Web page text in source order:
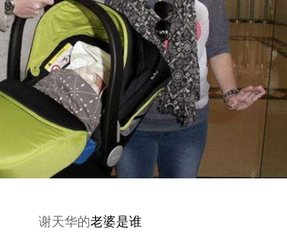
谢天华的老婆是谁